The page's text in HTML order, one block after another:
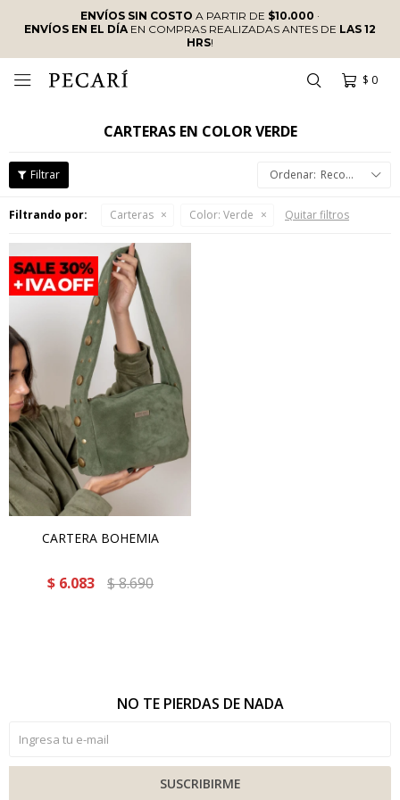
ENVÍOS SIN COSTO A PARTIR DE $10.000 ·
ENVÍOS EN EL DÍAEN COMPRAS REALIZADAS ANTES DE LAS 12
HRS!
$ 0

CARTERAS EN COLOR VERDE
Recomendados
Filtrando por: Carteras Color: Verde Quitar filtros
CARTERA BOHEMIA
$ 6.083 $8.690
NO TE PIERDAS DE NADA
SUSCRIBIRME